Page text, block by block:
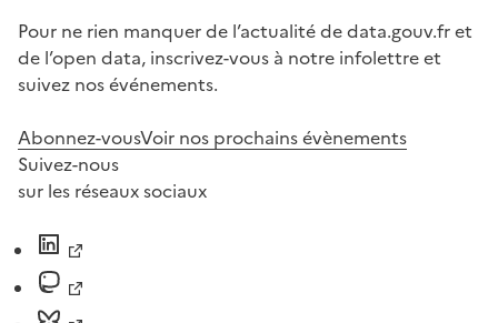
Pour ne rien manquer de l’actualité de data.gouv.fr et
de l’open data, inscrivez-vous à notre infolettre et
suivez nos événements.
Abonnez-vousVoir nos prochains évènements
Suivez-nous
sur les réseaux sociaux